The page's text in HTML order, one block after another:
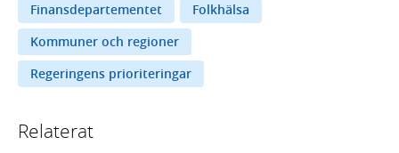
Finansdepartementet
Folkhälsa
Kommuner och regioner
Regeringens prioriteringar
Relaterat